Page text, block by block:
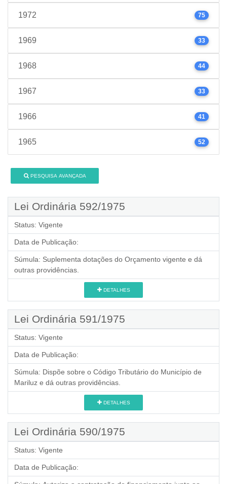
1972 75
1969 33
1968 44
1967 33
1966 41
1965 52
PESQUISA AVANÇADA
Lei Ordinária 592/1975
Status: Vigente
Data de Publicação:
Súmula: Suplementa dotações do Orçamento vigente e dá
outras providências.
DETALHES
Lei Ordinária 591/1975
Status: Vigente
Data de Publicação:
Súmula: Dispõe sobre o Código Tributário do Município de
Mariluz e dá outras providências.
DETALHES
Lei Ordinária 590/1975
Status: Vigente
Data de Publicação: